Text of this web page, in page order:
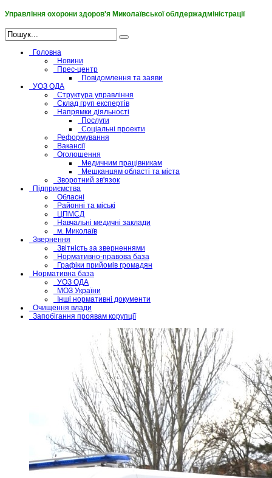
Управління охорони здоров'я Миколаївської облдержадміністрації
Головна
Новини
Прес-центр
Повідомлення та заяви
УОЗ ОДА
Структура управління
Склад груп експертів
Напрямки діяльності
Послуги
Соціальні проекти
Реформування
Вакансії
Оголошення
Медичним працівникам
Мешканцям області та міста
Зворотний зв'язок
Підприємства
Обласні
Районні та міські
ЦПМСД
Навчальні медичні заклади
м. Миколаїв
Звернення
Звітність за зверненнями
Нормативно-правова база
Графіки прийомів громадян
Нормативна база
УОЗ ОДА
МОЗ України
Інші нормативні документи
Очищення влади
Запобігання проявам корупції